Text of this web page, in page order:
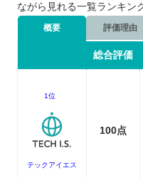
ながら見れる一覧ランキン
概要 評価理由
総合評価
1位
テックアイエス
100点